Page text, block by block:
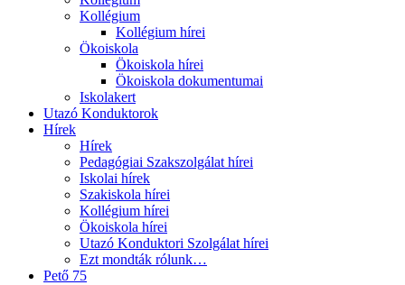
Kollégium
Kollégium hírei
Ökoiskola
Ökoiskola hírei
Ökoiskola dokumentumai
Iskolakert
Utazó Konduktorok
Hírek
Hírek
Pedagógiai Szakszolgálat hírei
Iskolai hírek
Szakiskola hírei
Kollégium hírei
Ökoiskola hírei
Utazó Konduktori Szolgálat hírei
Ezt mondták rólunk…
Pető 75